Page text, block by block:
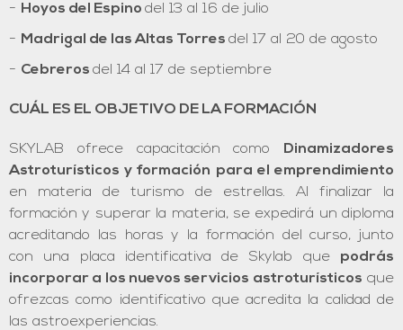
Hoyos del Espino del 13 al 16 de julio
Madrigal de las Altas Torres del 17 al 20 de agosto
Cebreros del 14 al 17 de septiembre
CUÁL ES EL OBJETIVO DE LA FORMACIÓN
SKYLAB ofrece capacitación como
Dinamizadores
Astroturísticos y formación para el emprendimiento
en materia de turismo de estrellas. Al finalizar la
formación y superar la materia, se expedirá un diploma
acreditando las horas y la formación del curso, junto
con una placa identificativa de Skylab que podrás
incorporar a los nuevos servicios astroturísticos que
ofrezcas como identificativo que acredita la calidad de
las astroexperiencias.